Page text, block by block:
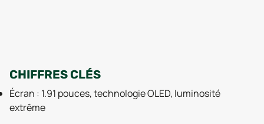
CHIFFRES CLÉS
Écran : 1.91 pouces, technologie OLED, luminosité
extrême